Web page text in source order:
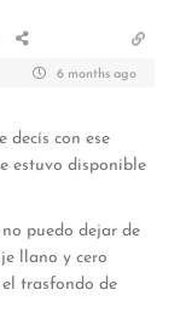
6 months ago
decís con ese
estuvo disponible
puedo dejar de
llano y cero
el trasfondo de